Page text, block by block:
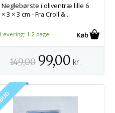
Neglebørste i oliventræ lille 6
× 3 × 3 cm - Fra Croll &...
Levering: 1-2 dage
149,00 99,00 kr.